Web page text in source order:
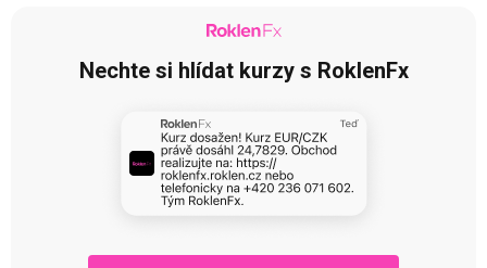
Nechte si hlídat kurzy s RoklenFx